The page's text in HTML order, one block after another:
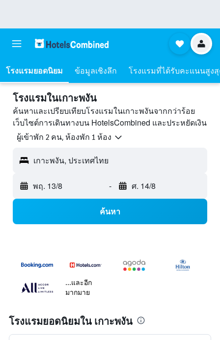
โรงแรมยอดนิยม ข้อมูลเชิงลึก โรงแรมที่ได้รับคะแนนสูง
โรงแรมในเกาะพงัน
ค้นหาและเปรียบเทียบโรงแรมในเกาะพงันจากกว่าร้อย
เว็บไซต์การเดินทางบน HotelsCombined และประหยัดเงิน
ผู้เข้าพัก 2 คน, ห้องพัก 1 ห้อง
เกาะพงัน, ประเทศไทย
พฤ. 13/8 - ศ. 14/8
ค้นหา
...และอีก
มากมาย
โรงแรมยอดนิยมใน เกาะพงัน